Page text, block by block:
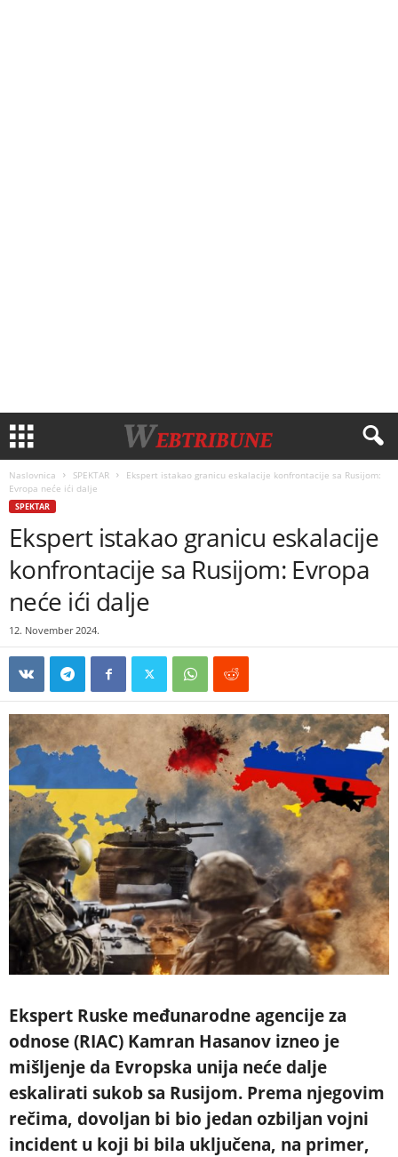
Naslovnica SPEKTAR
Ekspert istakao granicu eskalacije konfrontacije sa Rusijom:
Evropa neće ići dalje
SPEKTAR
Ekspert istakao granicu eskalacije
konfrontacije sa Rusijom: Evropa
neće ići dalje
12. November 2024.
Ekspert Ruske međunarodne agencije za
odnose (RIAC) Kamran Hasanov izneo je
mišljenje da Evropska unija neće dalje
eskalirati sukob sa Rusijom. Prema njegovim
rečima, dovoljan bi bio jedan ozbiljan vojni
incident u koji bi bila uključena, na primer,